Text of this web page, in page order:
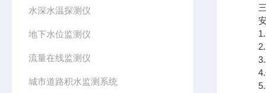
水深水温探测仪
地下水位监测仪
流量在线监测仪
城市道路积水监测系统
三
安
1.无
2.基
3.基
4.优
5.安